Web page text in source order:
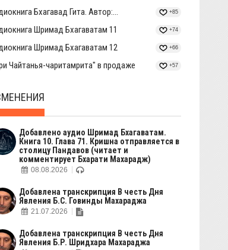
Бхагавад Гита. Автор:... +85
Шримад Бхагаватам 11 +74
Шримад Бхагаватам 12 +66
Чайтанья-чаритамрита" в продаже +57
Добавлено аудио Шримад Бхагаватам.
Книга 10. Глава 71. Кришна отправляется в
столицу Пандавов (читает и
комментирует Бхарати Махарадж)
08.08.2026
Добавлена транскрипция В честь Дня
Явления Б.С. Говинды Махараджа
21.07.2026
Добавлена транскрипция В честь Дня
Явления Б.Р. Шридхара Махараджа